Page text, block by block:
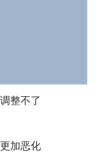
整不了
加恶化